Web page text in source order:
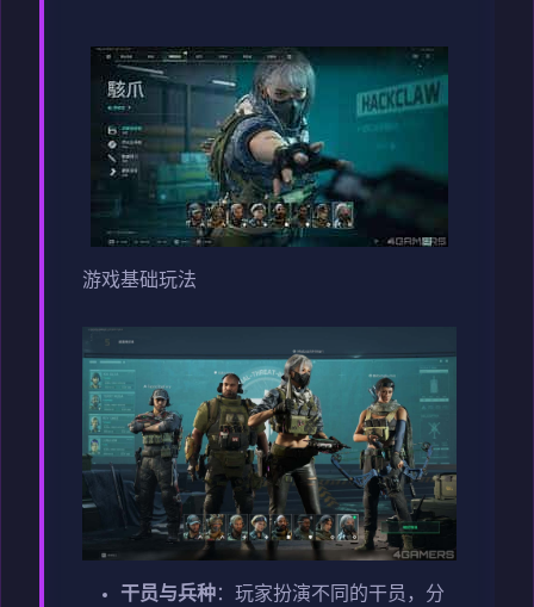
游戏基础玩法
干员与兵种：玩家扮演不同的干员，分